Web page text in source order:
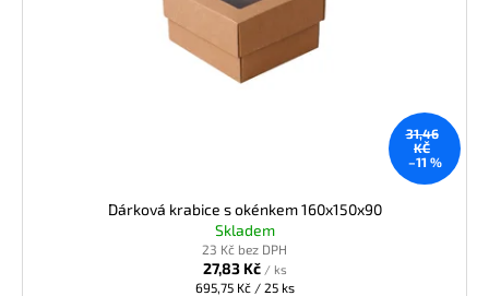
31,46
KČ
–11 %
Dárková krabice s okénkem 160x150x90
Skladem
23 Kč bez DPH
27,83 Kč / ks
Měrná
695,75 Kč / 25 ks